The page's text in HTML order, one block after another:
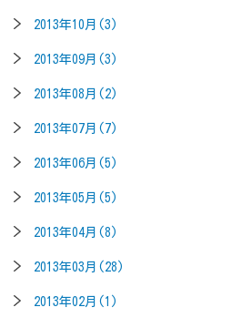
2013年10月(3)
2013年09月(3)
2013年08月(2)
2013年07月(7)
2013年06月(5)
2013年05月(5)
2013年04月(8)
2013年03月(28)
2013年02月(1)